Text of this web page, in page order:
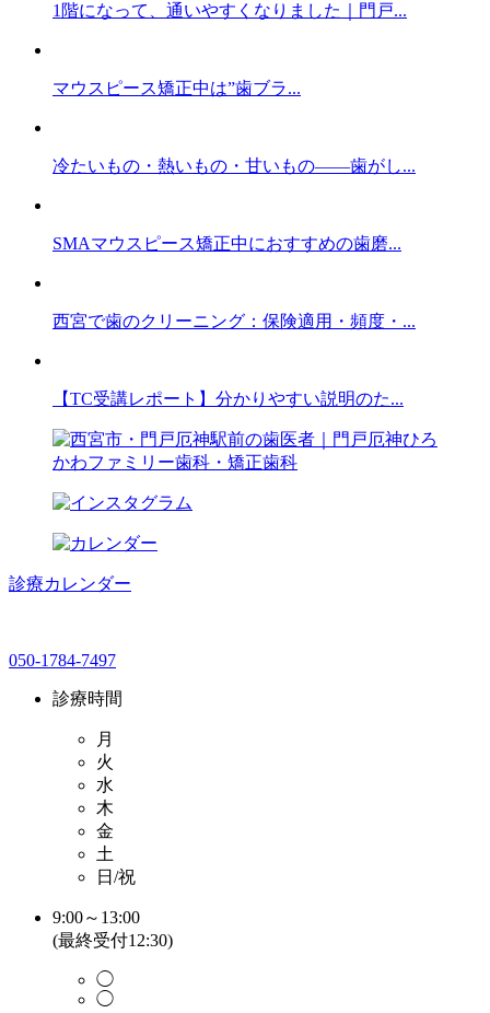
1階になって、通いやすくなりました｜門戸...
マウスピース矯正中は”歯ブラ...
冷たいもの・熱いもの・甘いもの——歯がし...
SMAマウスピース矯正中におすすめの歯磨...
西宮で歯のクリーニング：保険適用・頻度・...
【TC受講レポート】分かりやすい説明のた...
診療カレンダー
050-1784-7497
診療時間
月
火
水
木
金
土
日/祝
9:00～13:00
(最終受付12:30)
◯
◯